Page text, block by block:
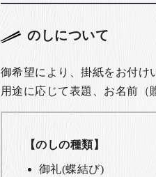
のしについて
御希望により、掛紙をお付け
用途に応じて表題、お名前（
【のしの種類】
御礼(蝶結び)